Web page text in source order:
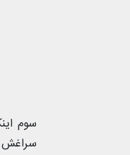
سوم
سراغش